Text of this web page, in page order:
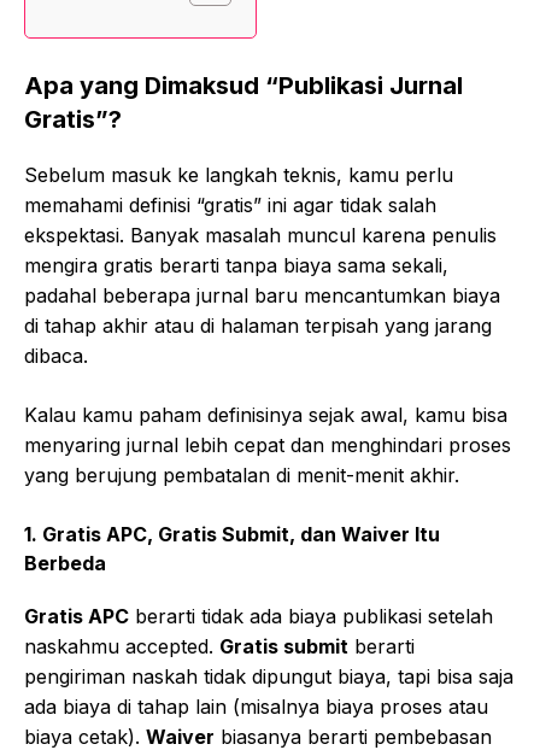
Apa yang Dimaksud “Publikasi Jurnal
Gratis”?
Sebelum masuk ke langkah teknis, kamu perlu
memahami definisi “gratis” ini agar tidak salah
ekspektasi. Banyak masalah muncul karena penulis
mengira gratis berarti tanpa biaya sama sekali,
padahal beberapa jurnal baru mencantumkan biaya
di tahap akhir atau di halaman terpisah yang jarang
dibaca.
Kalau kamu paham definisinya sejak awal, kamu bisa
menyaring jurnal lebih cepat dan menghindari proses
yang berujung pembatalan di menit-menit akhir.
1. Gratis APC, Gratis Submit, dan Waiver Itu
Berbeda
Gratis APC berarti tidak ada biaya publikasi setelah
naskahmu accepted. Gratis submit berarti
pengiriman naskah tidak dipungut biaya, tapi bisa saja
ada biaya di tahap lain (misalnya biaya proses atau
biaya cetak). Waiver biasanya berarti pembebasan